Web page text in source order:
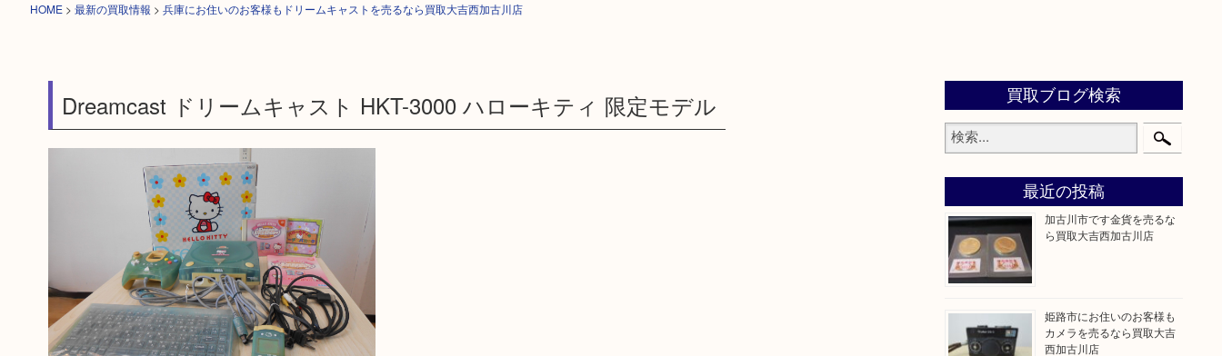
HOME > 最新の買取情報 > 兵庫にお住いのお客様もドリームキャストを売るなら買取大吉西加古川店
Dreamcast ドリームキャスト HKT-3000 ハローキティ 限定モデル 買取ブログ検索
最近の投稿
加古川市です金貨を売るな
ら買取大吉西加古川店
姫路市にお住いのお客様も
カメラを売るなら買取大吉
西加古川店